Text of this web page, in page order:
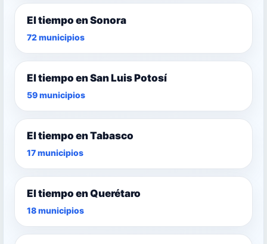
El tiempo en Sonora
72 municipios
El tiempo en San Luis Potosí
59 municipios
El tiempo en Tabasco
17 municipios
El tiempo en Querétaro
18 municipios